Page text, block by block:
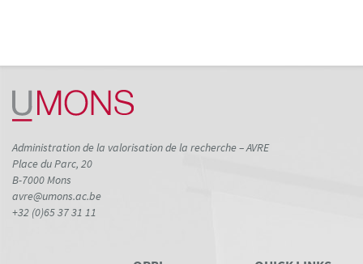
Administration de la valorisation de la recherche – AVRE
Place du Parc, 20
B-7000 Mons
avre@umons.ac.be
+32 (0)65 37 31 11